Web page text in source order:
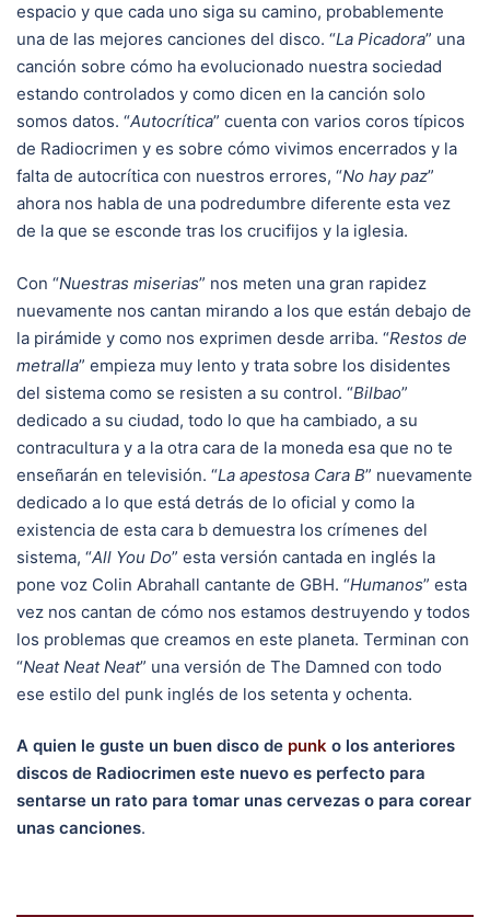
espacio y que cada uno siga su camino, probablemente
una de las mejores canciones del disco. “La Picadora” una
canción sobre cómo ha evolucionado nuestra sociedad
estando controlados y como dicen en la canción solo
somos datos. “Autocrítica” cuenta con varios coros típicos
de Radiocrimen y es sobre cómo vivimos encerrados y la
falta de autocrítica con nuestros errores, “No hay paz”
ahora nos habla de una podredumbre diferente esta vez
de la que se esconde tras los crucifijos y la iglesia.
Con “Nuestras miserias” nos meten una gran rapidez
nuevamente nos cantan mirando a los que están debajo de
la pirámide y como nos exprimen desde arriba. “Restos de
metralla” empieza muy lento y trata sobre los disidentes
del sistema como se resisten a su control. “Bilbao”
dedicado a su ciudad, todo lo que ha cambiado, a su
contracultura y a la otra cara de la moneda esa que no te
enseñarán en televisión. “La apestosa Cara B” nuevamente
dedicado a lo que está detrás de lo oficial y como la
existencia de esta cara b demuestra los crímenes del
sistema, “All You Do” esta versión cantada en inglés la
pone voz Colin Abrahall cantante de GBH. “Humanos” esta
vez nos cantan de cómo nos estamos destruyendo y todos
los problemas que creamos en este planeta. Terminan con
“Neat Neat Neat” una versión de The Damned con todo
ese estilo del punk inglés de los setenta y ochenta.
A quien le guste un buen disco de punk o los anteriores
discos de Radiocrimen este nuevo es perfecto para
sentarse un rato para tomar unas cervezas o para corear
unas canciones.